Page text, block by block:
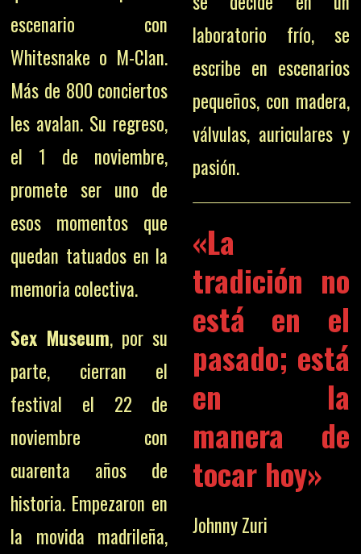
escenario con
Whitesnake o M-Clan.
Más de 800 conciertos
les avalan. Su regreso,
el 1 de noviembre,
promete ser uno de
esos momentos que
quedan tatuados en la
memoria colectiva.
Sex Museum, por su
parte, cierran el
festival el 22 de
noviembre con
cuarenta años de
historia. Empezaron en
la movida madrileña,
laboratorio frío, se
escribe en escenarios
pequeños, con madera,
válvulas, auriculares y
pasión.
«La
tradición no
está en el
pasado; está
en la
manera de
tocar hoy»
Johnny Zuri